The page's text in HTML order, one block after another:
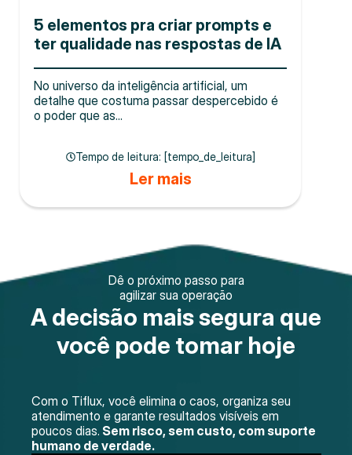
5 elementos pra criar prompts e
ter qualidade nas respostas de IA
No universo da inteligência artificial, um
detalhe que costuma passar despercebido é
o poder que as...
Tempo de leitura: [tempo_de_leitura]
Ler mais
Dê o próximo passo para
agilizar sua operação
A decisão mais segura que
você pode tomar hoje
Com o Tiflux, você elimina o caos, organiza seu
atendimento e garante resultados visíveis em
poucos dias. Sem risco, sem custo, com suporte
humano de verdade.